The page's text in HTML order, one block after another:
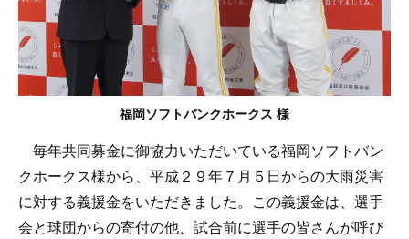
福岡ソフトバンクホークス 様
毎年共同募金に御協力いただいている福岡ソフトバン
クホークス様から、平成２９年７月５日からの大雨災害
に対する義援金をいただきました。この義援金は、選手
会と球団からの寄付の他、試合前に選手の皆さんが呼び